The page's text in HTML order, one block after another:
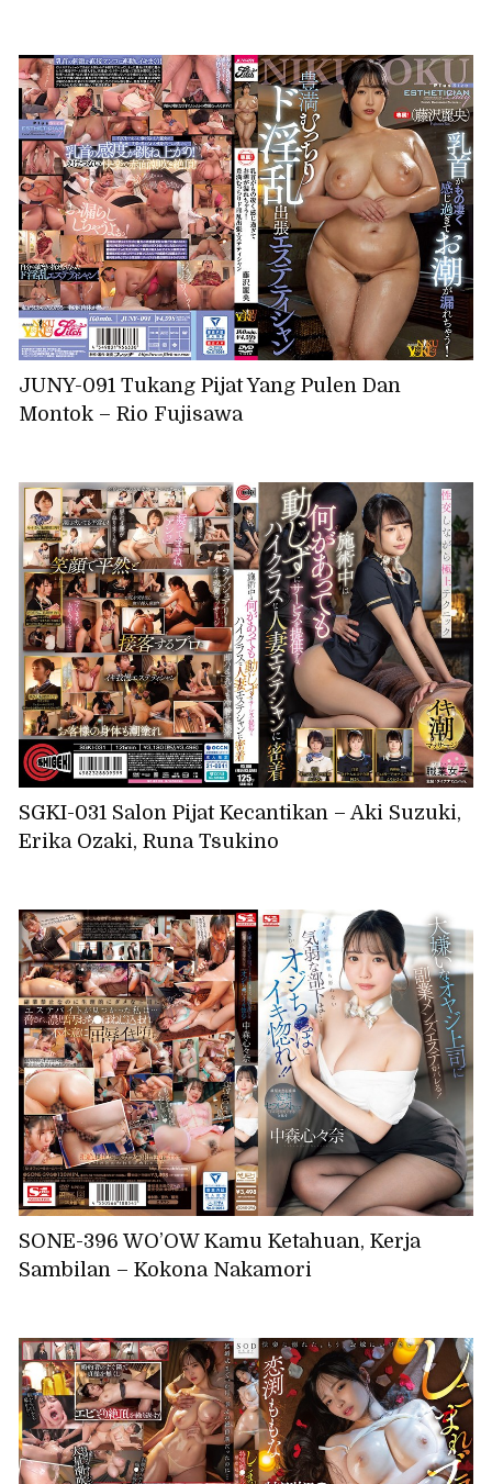
JUNY-091 Tukang Pijat Yang Pulen Dan
Montok – Rio Fujisawa
SGKI-031 Salon Pijat Kecantikan – Aki Suzuki,
Erika Ozaki, Runa Tsukino
SONE-396 WO’OW Kamu Ketahuan, Kerja
Sambilan – Kokona Nakamori